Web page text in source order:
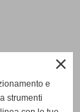
close
e
strumenti